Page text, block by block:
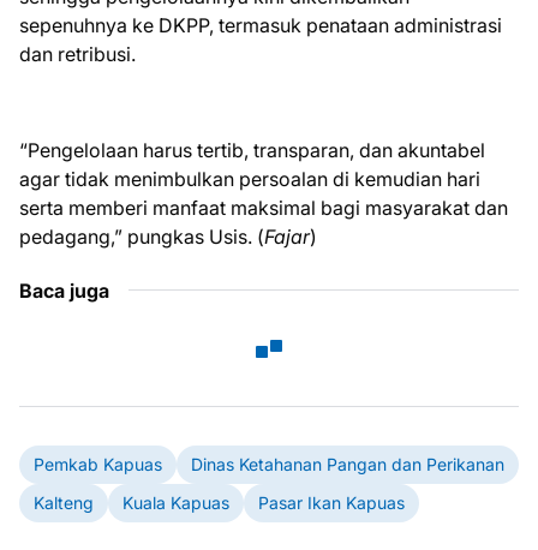
sepenuhnya ke DKPP, termasuk penataan administrasi
dan retribusi.
“Pengelolaan harus tertib, transparan, dan akuntabel
agar tidak menimbulkan persoalan di kemudian hari
serta memberi manfaat maksimal bagi masyarakat dan
pedagang,” pungkas Usis. (Fajar)
Baca juga
Pemkab Kapuas
Dinas Ketahanan Pangan dan Perikanan
Kalteng
Kuala Kapuas Pasar Ikan Kapuas